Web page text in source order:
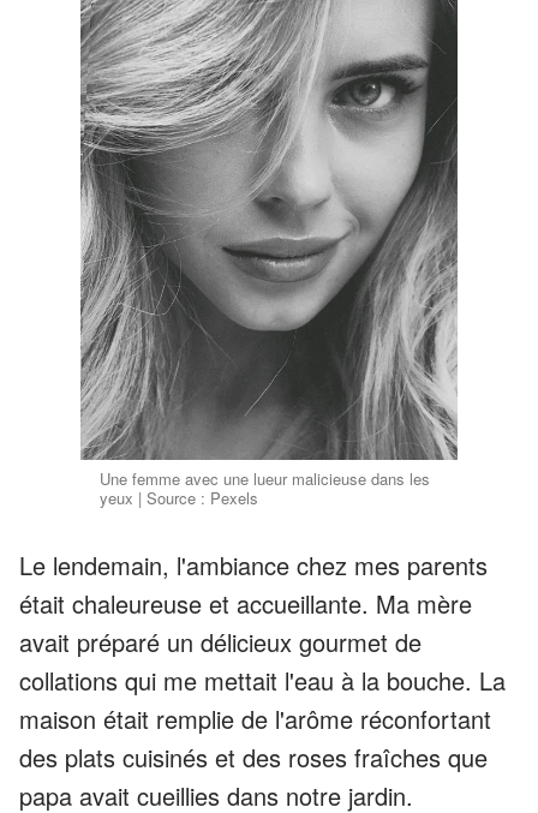
Une femme avec une lueur malicieuse dans les
yeux | Source : Pexels
Le lendemain, l'ambiance chez mes parents
était chaleureuse et accueillante. Ma mère
avait préparé un délicieux gourmet de
collations qui me mettait l'eau à la bouche. La
maison était remplie de l'arôme réconfortant
des plats cuisinés et des roses fraîches que
papa avait cueillies dans notre jardin.